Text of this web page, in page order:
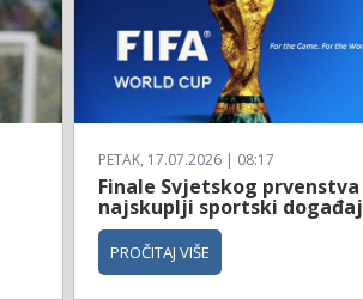
PETAK, 17.07.2026 | 08:17
Finale Svjetskog prvenstva
najskuplji sportski događaj
PROČITAJ VIŠE